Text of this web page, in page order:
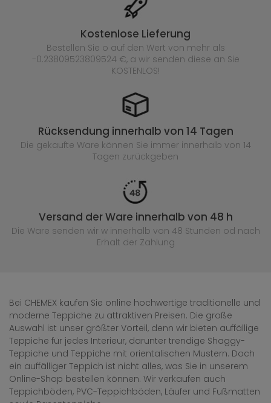
Kostenlose Lieferung
Bestellen Sie o auf den Wert von mehr als
-0.23809523809524 €, a wir senden diese an Sie
KOSTENLOS!
Rücksendung innerhalb von 14 Tagen
Die gekaufte Ware können Sie immer innerhalb von 14
Tagen zurückgeben
Versand der Ware innerhalb von 48 h
Die Ware senden wir w innerhalb von 48 Stunden od nach
Erhalt der Zahlung
Bei CHEMEX kaufen Sie online hochwertige traditionelle und
moderne Teppiche zu attraktiven Preisen. Die große
Auswahl ist unser größter Vorteil, denn wir bieten auffällige
Teppiche für jedes Interieur, darunter trendige Shaggy-
Teppiche und Teppiche mit orientalischen Mustern. Doch
ein auffälliger Teppich ist nicht alles, was Sie in unserem
Online-Shop bestellen können. Wir verkaufen auch
Teppichböden, PVC-Teppichböden, Läufer und Fußmatten